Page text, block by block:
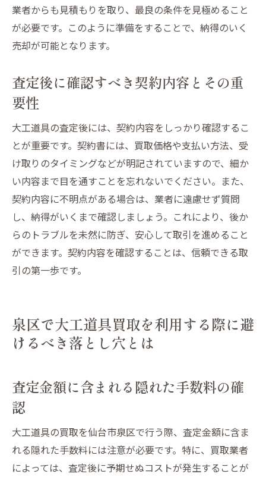
業者からも見積もりを取り、最良の条件を見極めること
が必要です。このように準備をすることで、納得のいく
売却が可能となります。
査定後に確認すべき契約内容とその重
要性
大工道具の査定後には、契約内容をしっかり確認するこ
とが重要です。契約書には、買取価格や支払い方法、受
け取りのタイミングなどが明記されていますので、細か
い内容まで目を通すことを忘れないでください。また、
契約内容に不明点がある場合は、業者に遠慮せず質問
し、納得がいくまで確認しましょう。これにより、後か
らのトラブルを未然に防ぎ、安心して取引を進めること
ができます。契約内容を確認することは、信頼できる取
引の第一歩です。
泉区で大工道具買取を利用する際に避
けるべき落とし穴とは
査定金額に含まれる隠れた手数料の確
認
大工道具の買取を仙台市泉区で行う際、査定金額に含ま
れる隠れた手数料には注意が必要です。特に、買取業者
によっては、査定後に予期せぬコストが発生することが